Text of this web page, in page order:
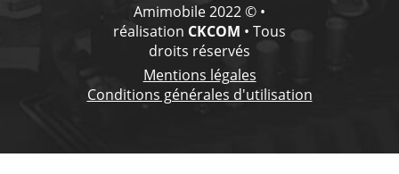
Amimobile 2022 © •
réalisation CKCOM • Tous
droits réservés
Mentions légales
Conditions générales d'utilisation